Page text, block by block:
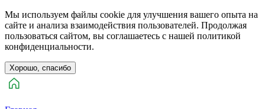
Мы используем файлы cookie для улучшения вашего опыта на
сайте и анализа взаимодействия пользователей. Продолжая
пользоваться сайтом, вы соглашаетесь с нашей политикой
конфиденциальности.
Хорошо, спасибо